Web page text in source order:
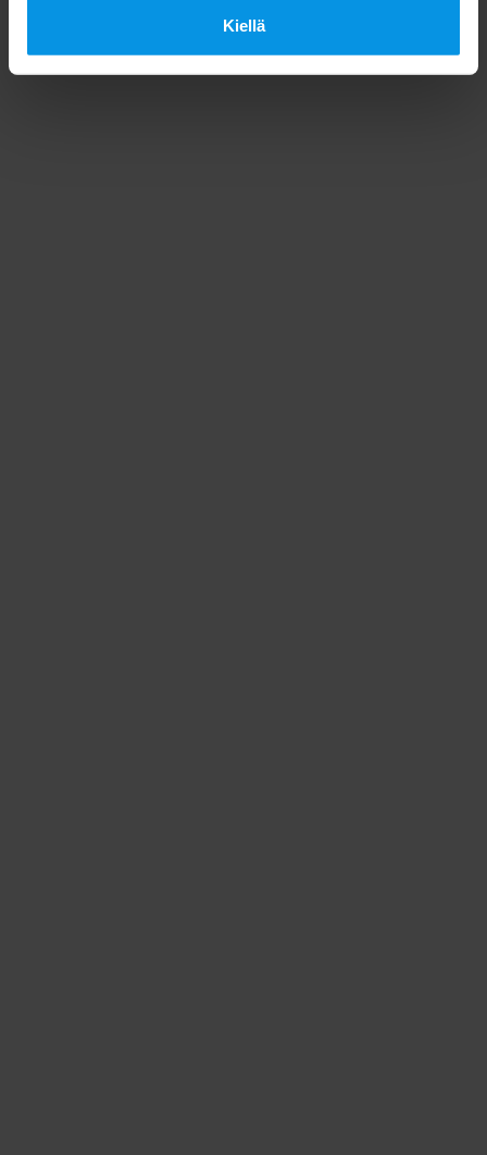
Kiellä